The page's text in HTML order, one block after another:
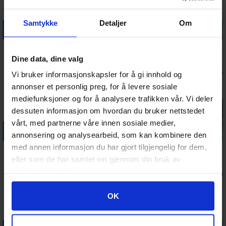
Samtykke Detaljer Om
Dine data, dine valg
Vi bruker informasjonskapsler for å gi innhold og
annonser et personlig preg, for å levere sosiale
mediefunksjoner og for å analysere trafikken vår. Vi deler
dessuten informasjon om hvordan du bruker nettstedet
vårt, med partnerne våre innen sosiale medier,
annonsering og analysearbeid, som kan kombinere den
med annen informasjon du har gjort tilgjengelig for dem,
eller som de har samlet inn gjennom din bruk av
Googles retningslinjer for personvern
OK
Legg i handlekurven
523
75,- Antall på
lager:20+
Legg i handlekurven
527
64,-Ventes inn
21.08.2026
Legg i handlekurven
310,- Antall på
lager:7
Legg i
695,- Antall på
Legg i handlekurven
Adepta
Sororitas
Katherine
19.08.2026
Adepta
Sororitas
27.08.2026
Legg i handlekurven
Adepta
Sororitas
& Kyganil
21.08.2026
Legg i
Adepta
Warsuits
Antall på
lager: